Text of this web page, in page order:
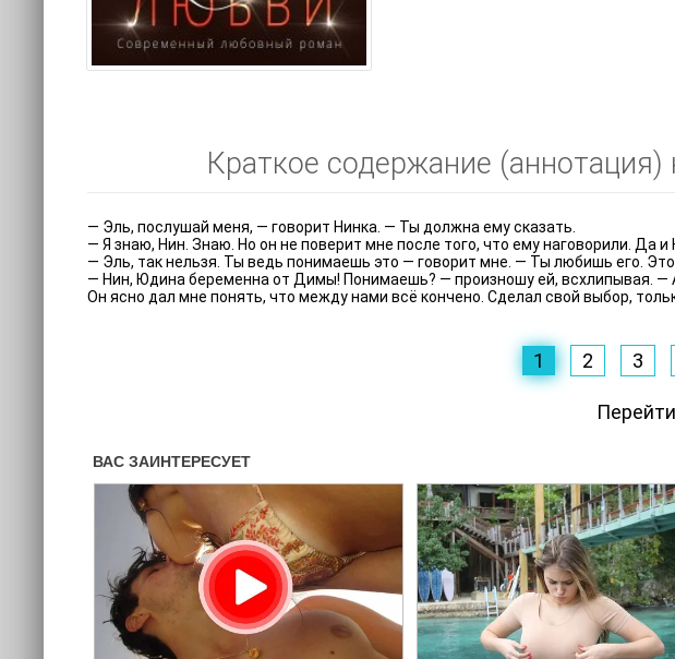
Краткое содержание
— Эль, послушай меня, — говорит Нинка. — Ты должна ему сказать.
— Я знаю, Нин. Знаю. Но он не поверит мне после того, что ему наговорили. Да
— Эль, так нельзя. Ты ведь понимаешь это — говорит мне. — Ты любишь его.
— Нин, Юдина беременна от Димы! Понимаешь? — произношу ей, всхлипывая. —
Он ясно дал мне понять, что между нами всё кончено. Сделал свой выбор,
1 2 3